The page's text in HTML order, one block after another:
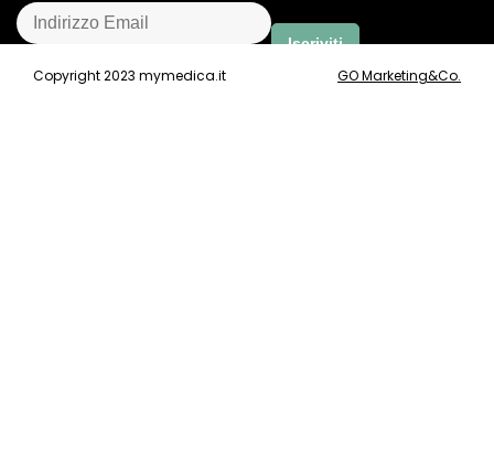
Copyright 2023 mymedica.it GO Marketing&Co.